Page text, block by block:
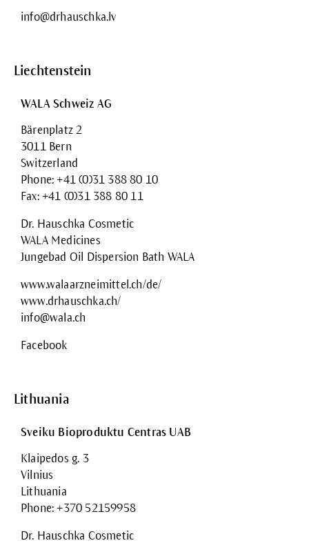
info@drhauschka.lv
Liechtenstein
WALA Schweiz AG
Bärenplatz 2
3011 Bern
Switzerland
Phone: +41 (0)31 388 80 10
Fax: +41 (0)31 388 80 11
Dr. Hauschka Cosmetic
WALA Medicines
Jungebad Oil Dispersion Bath WALA
www.walaarzneimittel.ch/de/
www.drhauschka.ch/
info@wala.ch
Facebook
Lithuania
Sveiku Bioproduktu Centras UAB
Klaipedos g. 3
Vilnius
Lithuania
Phone: +370 52159958
Dr. Hauschka Cosmetic